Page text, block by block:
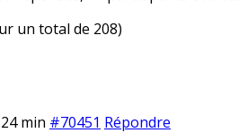
un total de 208)
min #70451 Répondre